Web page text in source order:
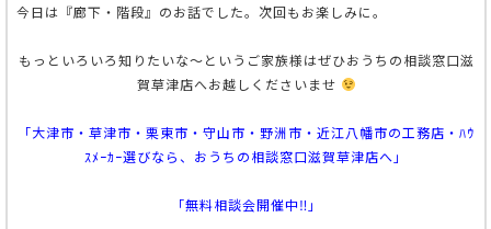
今日は『廊下・階段』のお話でした。次回もお楽しみに。
もっといろいろ知りたいな～というご家族様はぜひおうちの相談窓口滋
賀草津店へお越しくださいませ
「大津市・草津市・栗東市・守山市・野洲市・近江八幡市の工務店・ﾊｳ
ｽﾒｰｶｰ選びなら、おうちの相談窓口滋賀草津店へ」
「無料相談会開催中‼」